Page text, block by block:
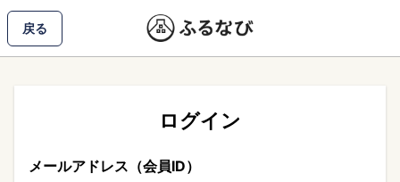
戻る
ログイン
メールアドレス（会員ID）